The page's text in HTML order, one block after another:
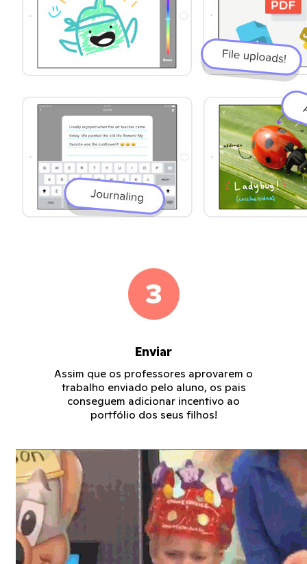
Enviar
Assim que os professores aprovarem o
trabalho enviado pelo aluno, os pais
conseguem adicionar incentivo ao
portfólio dos seus filhos!